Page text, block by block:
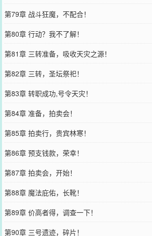
第79章 战斗狂魔，不配合！
第80章 行动？我不了解！
第81章 三转准备，吸收天灾之源！
第82章 三转，圣坛祭祀！
第83章 转职成功,号令天灾！
第84章 准备，拍卖会！
第85章 拍卖行，贵宾林寒！
第86章 预支钱款，荣幸！
第87章 拍卖会，开始！
第88章 魔法庇佑，长靴！
第89章 价高者得，调查一下！
第90章 三号遗迹，碎片！